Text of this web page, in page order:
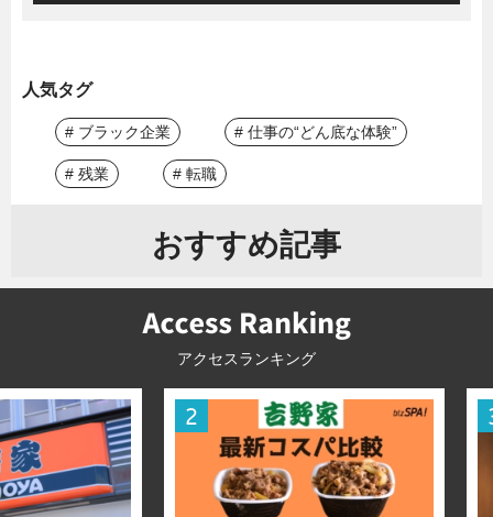
人気タグ
# ブラック企業 # 仕事の“どん底な体験”
# 残業 # 転職
おすすめ記事
アクセスランキング